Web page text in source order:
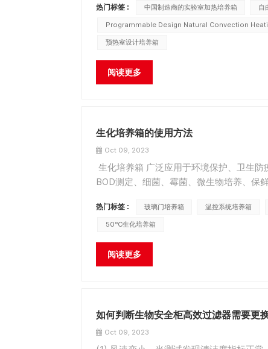
热门标签 : 中国制造商的实验室加热培养箱 自
Programmable Design Natural Convection
预热室设计培养箱
阅读更多
生化培养箱的使用方法
Oct 09, 2023
生化培养箱 广泛应用于环境保护、卫生
BOD测定、细菌、霉菌、微生物培养、保
热门标签 : 玻璃门培养箱 温控系统培养箱
50℃生化培养箱
阅读更多
如何判断生物安全柜高效过滤器需要更
Oct 09, 2023